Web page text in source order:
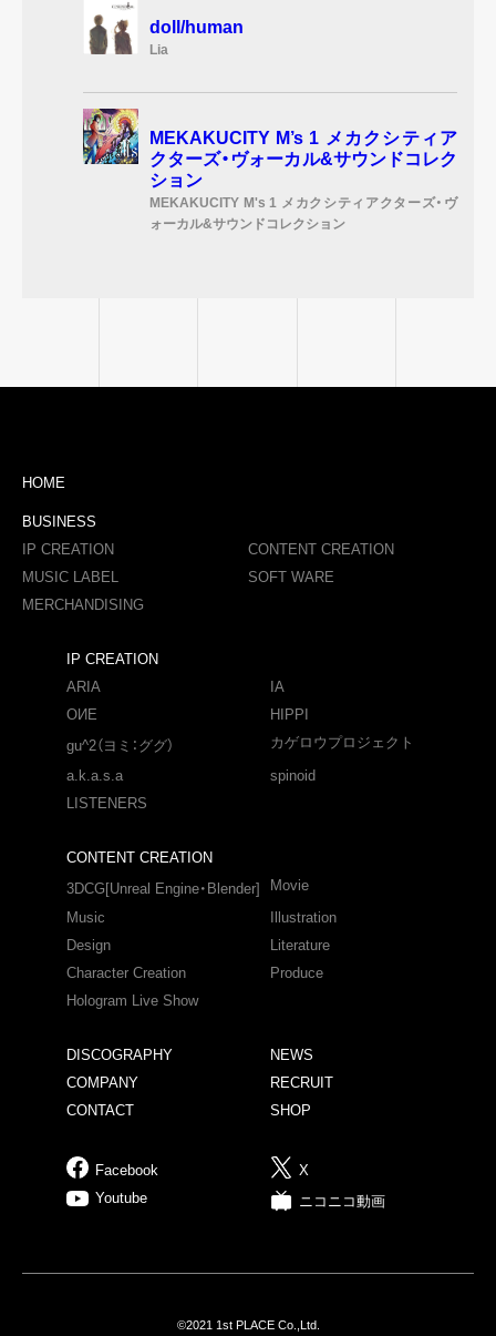
doll/human
Lia
MEKAKUCITY M’s 1 メカクシティア
クターズ・ヴォーカル&サウンドコレク
ション
MEKAKUCITY M's 1 メカクシティアクターズ・ヴ
ォーカル&サウンドコレクション
HOME
BUSINESS
IP CREATION
CONTENT CREATION
MUSIC LABEL
SOFT WARE
MERCHANDISING
IP CREATION
ARIA
IA
OИE
HIPPI
gu^2（ヨミ：ググ）
カゲロウプロジェクト
a.k.a.s.a
spinoid
LISTENERS
CONTENT CREATION
3DCG[Unreal Engine・Blender]
Movie
Music
Illustration
Design
Literature
Character Creation
Produce
Hologram Live Show
DISCOGRAPHY
NEWS
COMPANY
RECRUIT
CONTACT
SHOP
Facebook
X
Youtube
ニコニコ動画
©2021 1st PLACE Co.,Ltd.